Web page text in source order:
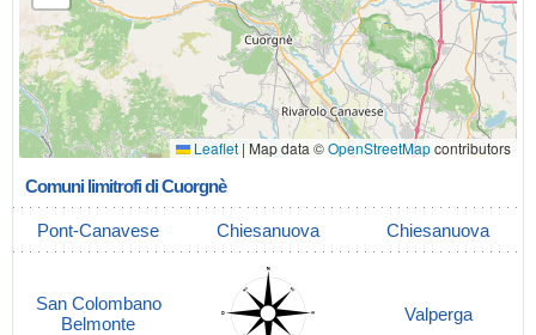
Leaflet | Map data ©OpenStreetMapcontributors
Comuni limitrofi di Cuorgnè
Pont-Canavese Chiesanuova Chiesanuova
San Colombano
Belmonte
Valperga